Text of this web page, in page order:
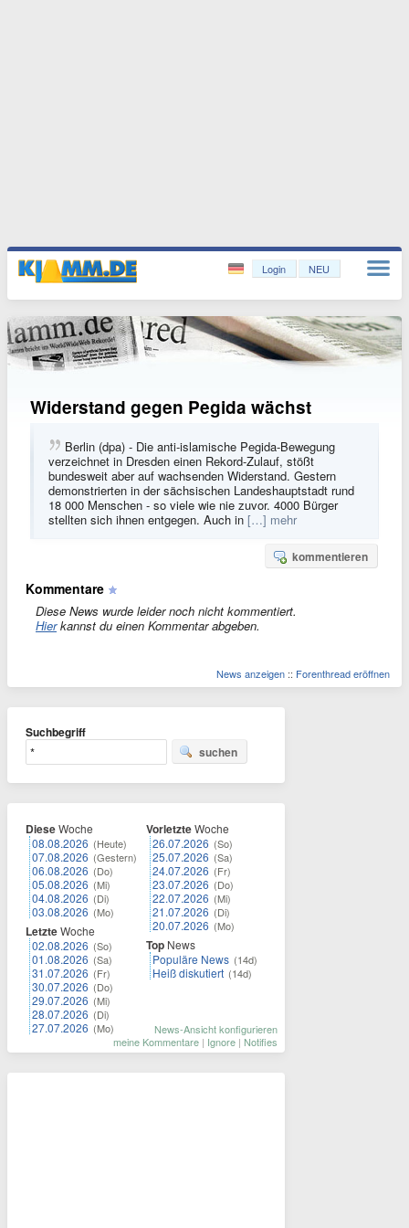
Login NEU
Widerstand gegen Pegida wächst
Berlin (dpa) - Die anti-islamische Pegida-Bewegung
verzeichnet in Dresden einen Rekord-Zulauf, stößt
bundesweit aber auf wachsenden Widerstand. Gestern
demonstrierten in der sächsischen Landeshauptstadt rund
18 000 Menschen - so viele wie nie zuvor. 4000 Bürger
stellten sich ihnen entgegen. Auch in […] mehr
kommentieren
Kommentare
Diese News wurde leider noch nicht kommentiert.
Hierkannst du einen Kommentar abgeben.
News anzeigen :: Forenthread eröffnen
Suchbegriff
suchen
DieseWoche
08.08.2026 (Heute)
07.08.2026 (Gestern)
06.08.2026 (Do)
05.08.2026 (Mi)
04.08.2026 (Di)
03.08.2026 (Mo)
LetzteWoche
02.08.2026 (So)
01.08.2026 (Sa)
31.07.2026 (Fr)
30.07.2026 (Do)
29.07.2026 (Mi)
28.07.2026 (Di)
27.07.2026 (Mo)
VorletzteWoche
26.07.2026 (So)
25.07.2026 (Sa)
24.07.2026 (Fr)
23.07.2026 (Do)
22.07.2026 (Mi)
21.07.2026 (Di)
20.07.2026 (Mo)
Top News
Populäre News (14d)
Heiß diskutiert (14d)
News-Ansicht konfigurieren
meine Kommentare | Ignore | Notifies